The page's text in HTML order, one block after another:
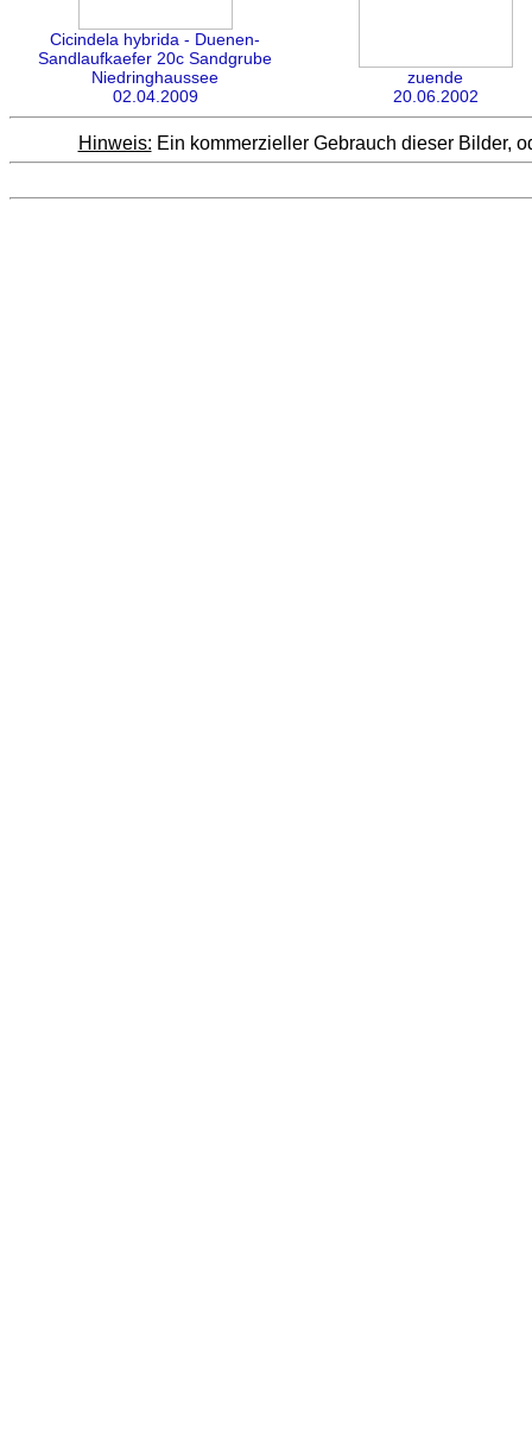
Cicindela hybrida - Duenen-
Sandlaufkaefer 20c Sandgrube
Niedringhaussee
02.04.2009
zuende
20.06.2002
Hinweis: Ein kommerzieller Gebrauch dieser Bilder,